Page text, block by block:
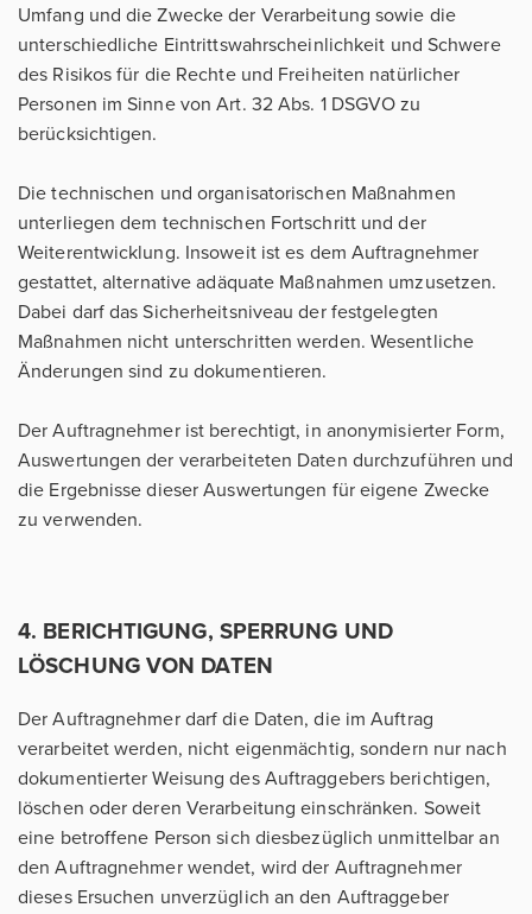
Umfang und die Zwecke der Verarbeitung sowie die
unterschiedliche Eintrittswahrscheinlichkeit und Schwere
des Risikos für die Rechte und Freiheiten natürlicher
Personen im Sinne von Art. 32 Abs. 1 DSGVO zu
berücksichtigen.
Die technischen und organisatorischen Maßnahmen
unterliegen dem technischen Fortschritt und der
Weiterentwicklung. Insoweit ist es dem Auftragnehmer
gestattet, alternative adäquate Maßnahmen umzusetzen.
Dabei darf das Sicherheitsniveau der festgelegten
Maßnahmen nicht unterschritten werden. Wesentliche
Änderungen sind zu dokumentieren.
Der Auftragnehmer ist berechtigt, in anonymisierter Form,
Auswertungen der verarbeiteten Daten durchzuführen und
die Ergebnisse dieser Auswertungen für eigene Zwecke
zu verwenden.
4. BERICHTIGUNG, SPERRUNG UND
LÖSCHUNG VON DATEN
Der Auftragnehmer darf die Daten, die im Auftrag
verarbeitet werden, nicht eigenmächtig, sondern nur nach
dokumentierter Weisung des Auftraggebers berichtigen,
löschen oder deren Verarbeitung einschränken. Soweit
eine betroffene Person sich diesbezüglich unmittelbar an
den Auftragnehmer wendet, wird der Auftragnehmer
dieses Ersuchen unverzüglich an den Auftraggeber